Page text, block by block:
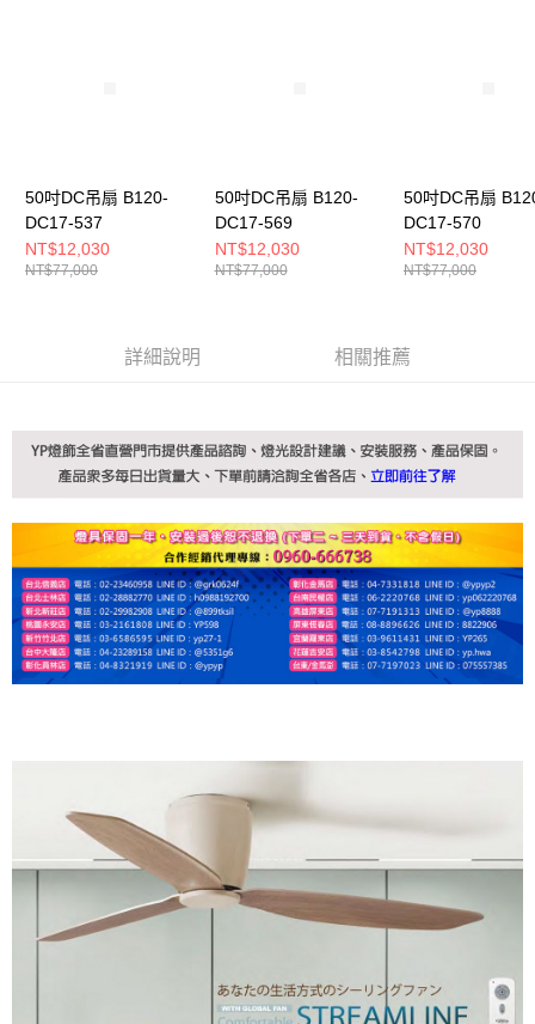
５．嚴禁一人註冊多個帳號或使用他人資訊註冊。若發現惡意使用之情形，
恩沛科技股份有限公司將有權停止該用戶之使用額度並採取法律行動。
50吋DC吊扇 B120-
DC17-537
NT$12,030
NT$77,000
50吋DC吊扇 B120-
DC17-569
NT$12,030
NT$77,000
50吋DC吊扇
DC17-570
NT$12,030
NT$77,000
詳細說明 相關推薦